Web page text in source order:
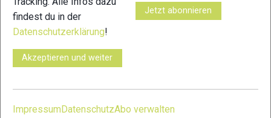
findest du in der
Datenschutzerklärung!
Akzeptieren und weiter
Jetzt abonnieren
Impressum DatenschutzAbo verwalten